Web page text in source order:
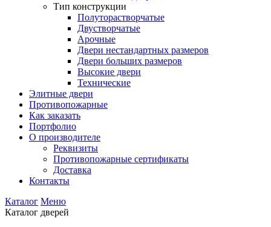
Тип конструкции
Полуторастворчатые
Двустворчатые
Арочные
Двери нестандартных размеров
Двери больших размеров
Высокие двери
Технические
Элитные двери
Противопожарные
Как заказать
Портфолио
О производителе
Реквизиты
Противопожарные сертификаты
Доставка
Контакты
Каталог Меню
Каталог дверей